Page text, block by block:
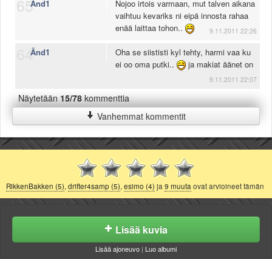
65Änd1
Nojoo irtois varmaan, mut talven aikana
vaihtuu kevariks ni eipä innosta rahaa
enää laittaa tohon..
9.11.2011 22:26
64Änd1
Oha se siististi kyl tehty, harmi vaa ku
ei oo oma putki..
ja makiat äänet on
9.11.2011 22:07
Näytetään15/78kommenttia
Vanhemmat kommentit
RikkenBakken (5), drifter4samp (5), esimo (4) ja 9 muuta ovat arvioineet tämän
Lisää kuvia
Lisää ajoneuvo | Luo albumi